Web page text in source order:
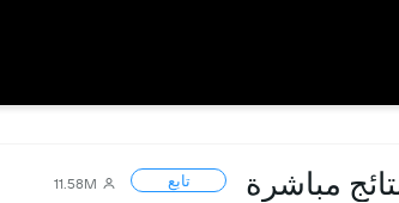
مباشرة تابع 11.58M